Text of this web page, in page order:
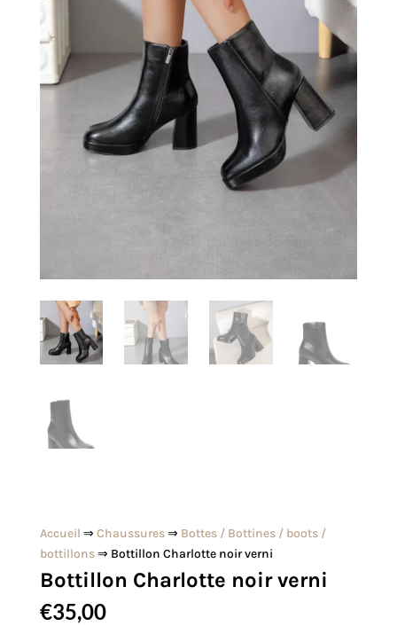
Accueil ⇒ Chaussures⇒ Bottes / Bottines / boots /
bottillons⇒ Bottillon Charlotte noir verni
Bottillon Charlotte noir verni
€35,00